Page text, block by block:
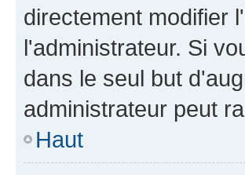
directement modifier
l'administrateur. Si
dans le seul but
administrateur peut
Haut